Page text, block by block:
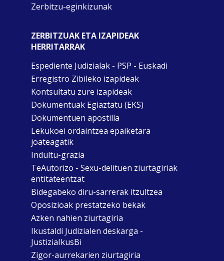
Zerbitzu-eginkizunak
ZERBITZUAK ETA IZAPIDEAK
HERRITARRAK
Espediente Judizialak - PSP - Euskadi
Erregistro Zibileko izapideak
Kontsultatu zure izapideak
Dokumentuak Egiaztatu (EKS)
Dokumentuen apostilla
Lekukoei ordaintzea epaiketara
joateagatik
Indultu-grazia
TeAutorizo - Sexu-delituen ziurtagiriak
entitateentzat
Bidegabeko diru-sarrerak itzultzea
Oposizioak prestatzeko bekak
Azken nahien ziurtagiria
Ikustaldi Judizialen deskarga -
JustiziaIkusBi
Zigor-aurrekarien ziurtagiria